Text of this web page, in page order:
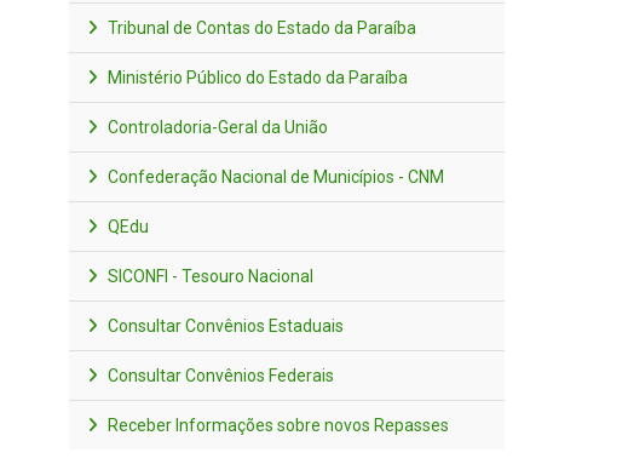
Tribunal de Contas do Estado da Paraíba
Ministério Público do Estado da Paraíba
Controladoria-Geral da União
Confederação Nacional de Municípios - CNM
QEdu
SICONFI - Tesouro Nacional
Consultar Convênios Estaduais
Consultar Convênios Federais
Receber Informações sobre novos Repasses